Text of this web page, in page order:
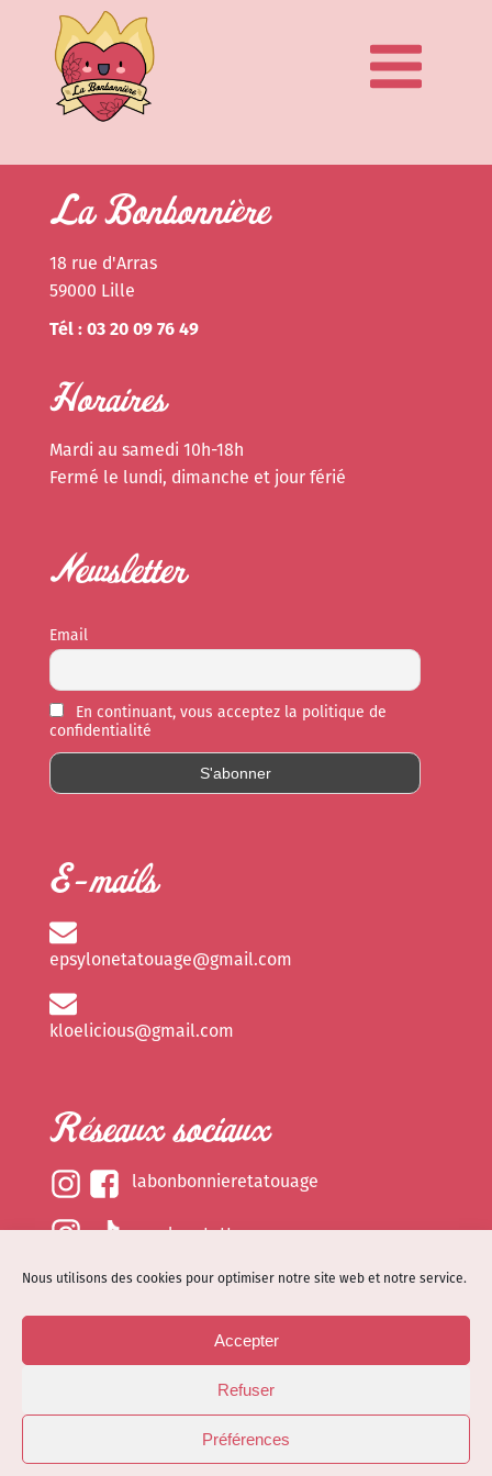
Nous utilisons des cookies pour optimiser notre site web et notre service.
Accepter
Refuser
Préférences
La Bonbonnière
18 rue d'Arras
59000 Lille
Tél : 03 20 09 76 49
Horaires
Mardi au samedi 10h-18h
Fermé le lundi, dimanche et jour férié
Newsletter
Email
En continuant, vous acceptez la politique de
confidentialité
E-mails
epsylonetatouage@gmail.com
kloelicious@gmail.com
Réseaux sociaux
labonbonnieretatouage
epsylonetattoo
kloelicious_
Mentions légales
Politique de cookies (EU)
© Site web réalisé parDénode- Illustrations par
Kloelicioustattoo tous droits réservés